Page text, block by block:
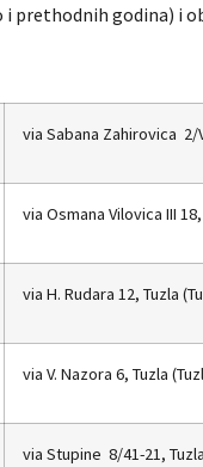
prethodnih godina) i
via Sabana Zahirovica 2/
via Osmana Vilovica III
via H. Rudara 12, Tuzla
via V. Nazora 6, Tuzla
via Stupine 8/41-21,